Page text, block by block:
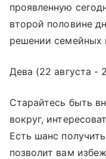
проявленную
второй половине
решении семейных
Дева (22 августа -
Старайтесь быть
вокруг,
Есть шанс
позволит вам